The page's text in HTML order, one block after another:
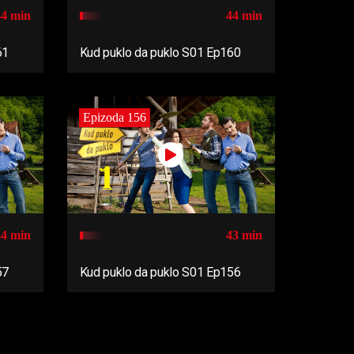
min 44 min
Kud puklo da puklo S01 Ep160
min
Epizoda 156
43 min
Kud puklo da puklo S01 Ep156